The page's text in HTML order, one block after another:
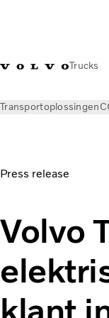
Trucks
Transportoplossingen
Press release
Volvo